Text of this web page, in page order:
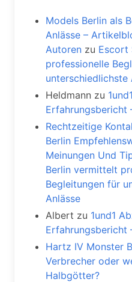
Models Berlin als
Anlässe –
Autoren zu Escort
professionelle
unterschiedlichste
Heldmann zu
Erfahrungsbericht
Rechtzeitige
Berlin
Meinungen Und
Berlin vermittelt
Begleitungen für
Anlässe
Albert zu 1und1
Erfahrungsbericht
Hartz IV Monster
Verbrecher oder
Halbgötter?